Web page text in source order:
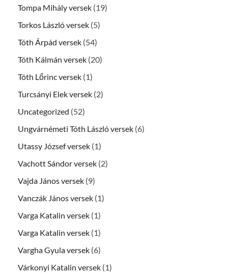
Tompa Mihály versek (19)
Torkos László versek (5)
Tóth Árpád versek (54)
Tóth Kálmán versek (20)
Tóth Lőrinc versek (1)
Turcsányi Elek versek (2)
Uncategorized (52)
Ungvárnémeti Tóth László versek (6)
Utassy József versek (1)
Vachott Sándor versek (2)
Vajda János versek (9)
Vanczák János versek (1)
Varga Katalin versek (1)
Varga Katalin versek (1)
Vargha Gyula versek (6)
Várkonyi Katalin versek (1)